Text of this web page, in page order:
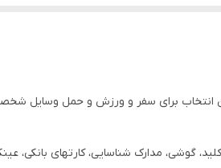
انتخاب برای سفر و ورزش و حمل وسایل
گوشی، مدارک شناسایی، کارتهای بانکی،